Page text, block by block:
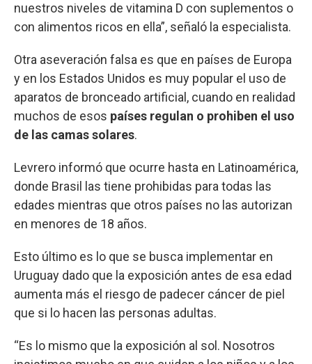
nuestros niveles de vitamina D con suplementos o
con alimentos ricos en ella”, señaló la especialista.
Otra aseveración falsa es que en países de Europa
y en los Estados Unidos es muy popular el uso de
aparatos de bronceado artificial, cuando en realidad
muchos de esos países regulan o prohiben el uso
de las camas solares.
Levrero informó que ocurre hasta en Latinoamérica,
donde Brasil las tiene prohibidas para todas las
edades mientras que otros países no las autorizan
en menores de 18 años.
Esto último es lo que se busca implementar en
Uruguay dado que la exposición antes de esa edad
aumenta más el riesgo de padecer cáncer de piel
que si lo hacen las personas adultas.
“Es lo mismo que la exposición al sol. Nosotros